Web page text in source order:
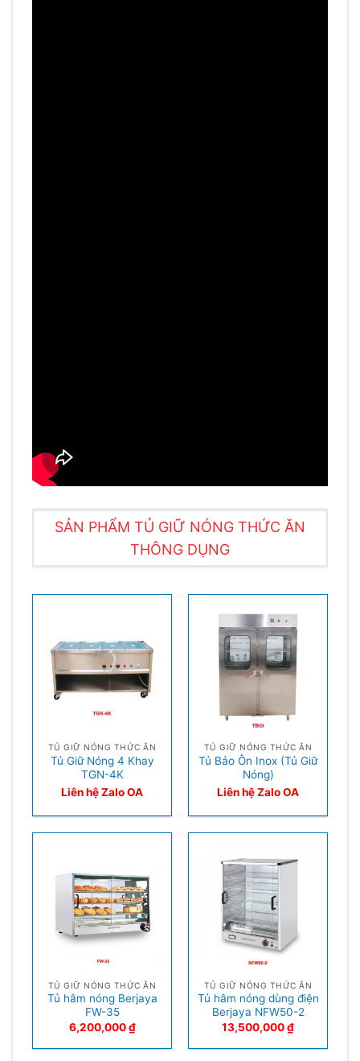
SẢN PHẨM TỦ GIỮ NÓNG THỨC ĂN
THÔNG DỤNG
TỦ GIỮ NÓNG THỨC ĂN
Tủ Giữ Nóng 4 Khay
TGN-4K
Liên hệ Zalo OA
TỦ GIỮ NÓNG THỨC ĂN
Tủ Bảo Ôn Inox (Tủ Giữ
Nóng)
Liên hệ Zalo OA
TỦ GIỮ NÓNG THỨC ĂN
Tủ hâm nóng Berjaya
FW-35
6,200,000₫
TỦ GIỮ NÓNG THỨC ĂN
Tủ hâm nóng dùng điện
Berjaya NFW50-2
13,500,000₫